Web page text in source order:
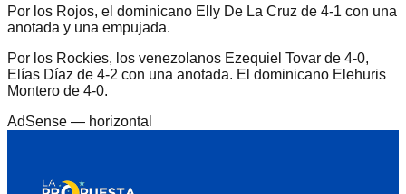
Por los Rojos, el dominicano Elly De La Cruz de 4-1 con una
anotada y una empujada.
Por los Rockies, los venezolanos Ezequiel Tovar de 4-0,
Elías Díaz de 4-2 con una anotada. El dominicano Elehuris
Montero de 4-0.
AdSense — horizontal